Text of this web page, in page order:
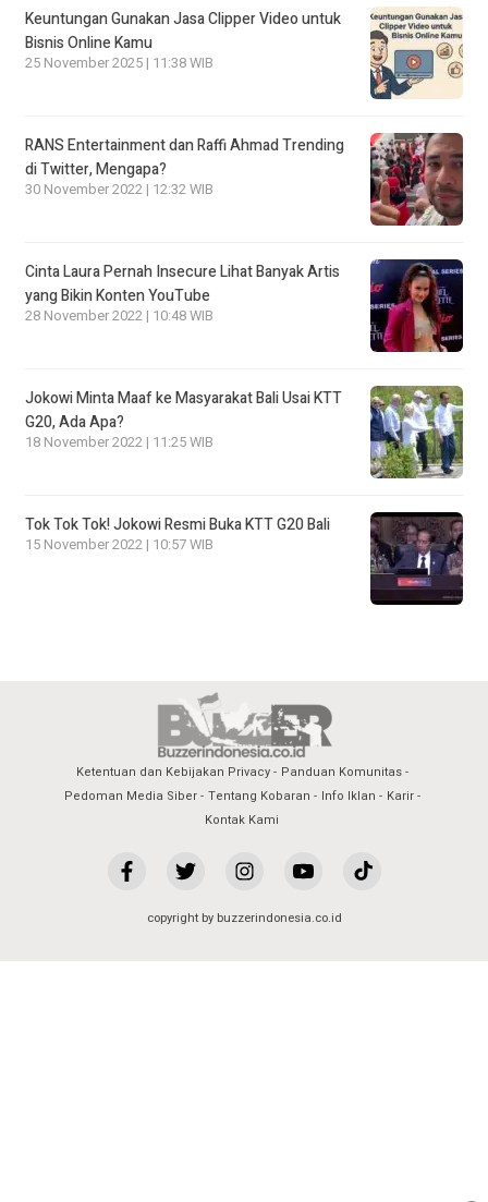
Keuntungan Gunakan Jasa Clipper Video untuk
Bisnis Online Kamu
25 November 2025 | 11:38 WIB
RANS Entertainment dan Raffi Ahmad Trending
di Twitter, Mengapa?
30 November 2022 | 12:32 WIB
Cinta Laura Pernah Insecure Lihat Banyak Artis
yang Bikin Konten YouTube
28 November 2022 | 10:48 WIB
Jokowi Minta Maaf ke Masyarakat Bali Usai KTT
G20, Ada Apa?
18 November 2022 | 11:25 WIB
Tok Tok Tok! Jokowi Resmi Buka KTT G20 Bali
15 November 2022 | 10:57 WIB
Ketentuan dan Kebijakan Privacy
Panduan Komunitas
Pedoman Media Siber
Tentang Kobaran Info Iklan
Karir
Kontak Kami
copyright by buzzerindonesia.co.id